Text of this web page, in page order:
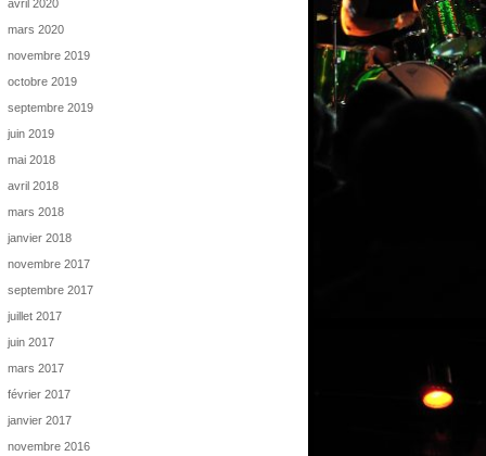
avril 2020
mars 2020
novembre 2019
octobre 2019
septembre 2019
juin 2019
mai 2018
avril 2018
mars 2018
janvier 2018
novembre 2017
septembre 2017
juillet 2017
juin 2017
mars 2017
février 2017
janvier 2017
novembre 2016